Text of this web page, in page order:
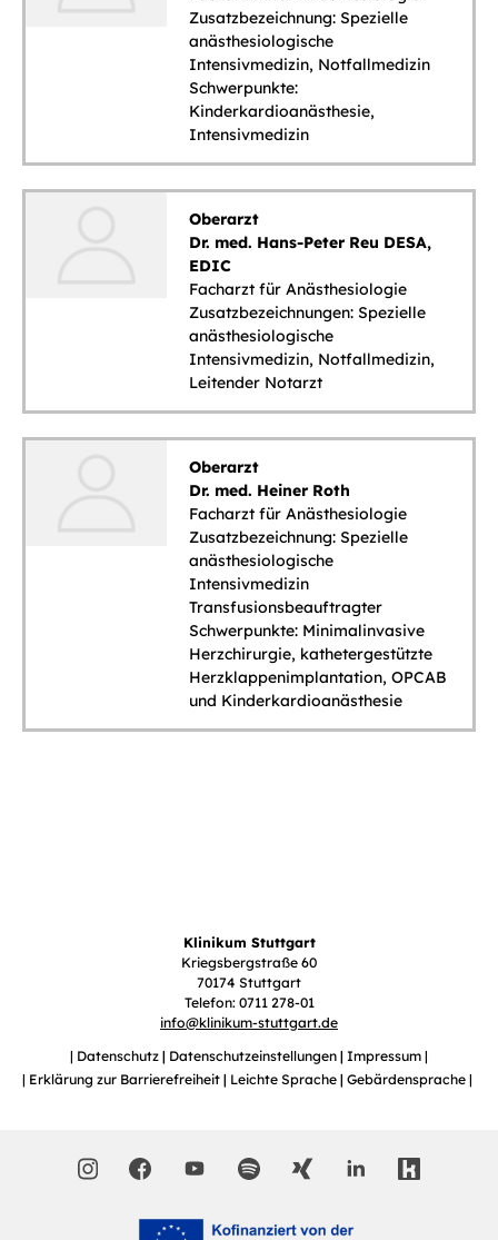
Zusatzbezeichnung: Spezielle
anästhesiologische
Intensivmedizin, Notfallmedizin
Schwerpunkte:
Kinderkardioanästhesie,
Intensivmedizin
Oberarzt
Dr. med. Hans-Peter Reu DESA,
EDIC
Facharzt für Anästhesiologie
Zusatzbezeichnungen: Spezielle
anästhesiologische
Intensivmedizin, Notfallmedizin,
Leitender Notarzt
Oberarzt
Dr. med. Heiner Roth
Facharzt für Anästhesiologie
Zusatzbezeichnung: Spezielle
anästhesiologische
Intensivmedizin
Transfusionsbeauftragter
Schwerpunkte: Minimalinvasive
Herzchirurgie, kathetergestützte
Herzklappenimplantation, OPCAB
und Kinderkardioanästhesie
Klinikum Stuttgart
Kriegsbergstraße 60
70174 Stuttgart
Telefon: 0711 278-01
info@klinikum-stuttgart.de
Datenschutz
Datenschutzeinstellungen Impressum
Erklärung zur Barrierefreiheit
Leichte Sprache Gebärdensprache